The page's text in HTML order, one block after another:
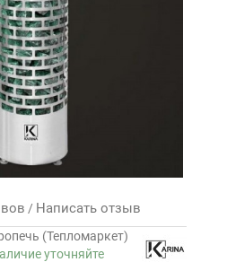
/ Написать отзыв
(Тепломаркет)
уточняйте